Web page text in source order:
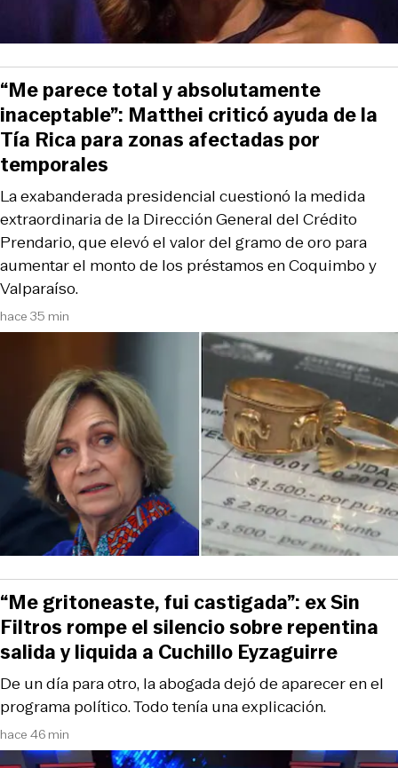
hace 35 min
La exabanderada presidencial cuestionó la medida
extraordinaria de la Dirección General del Crédito
Prendario, que elevó el valor del gramo de oro para
aumentar el monto de los préstamos en Coquimbo y
Valparaíso.
“Me parece total y absolutamente
inaceptable”: Matthei criticó ayuda de la
Tía Rica para zonas afectadas por
temporales
hace 46 min
De un día para otro, la abogada dejó de aparecer en el
programa político. Todo tenía una explicación.
“Me gritoneaste, fui castigada”: ex Sin
Filtros rompe el silencio sobre repentina
salida y liquida a Cuchillo Eyzaguirre